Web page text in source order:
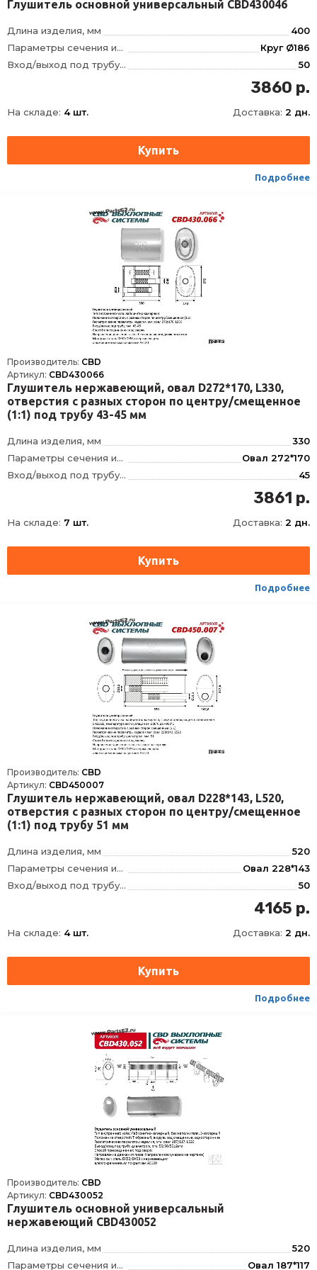
Глушитель основной универсальный CBD430046
Длина изделия, мм
400
Параметры сечения изделия, мм
Круг Ø186
Вход/выход под трубу диаметром, мм
50
смещенные
Материал
Сталь с нержавеющим алюмокремниевым покрытием DX52/DX53+AS120
3860 р.
На складе: 4 шт. Доставка: 2 дн.
Подробнее
Производитель: CBD
Артикул: CBD430066
Глушитель нержавеющий, овал D272*170, L330,
отверстия с разных сторон по центру/смещенное
(1:1) под трубу 43-45 мм
Длина изделия, мм
330
Параметры сечения изделия, мм
Овал 272*170
Вход/выход под трубу диаметром, мм
45
смещенное/по центру
Материал
Сталь с нержавеющим алюмокремниевым покрытием DX52/DX53+AS120
Штрихкод
4610121396430
3861 р.
На складе: 7 шт. Доставка: 2 дн.
Подробнее
Производитель: CBD
Артикул: CBD450007
Глушитель нержавеющий, овал D228*143, L520,
отверстия с разных сторон по центру/смещенное
(1:1) под трубу 51 мм
Длина изделия, мм
520
Параметры сечения изделия, мм
Овал 228*143
Вход/выход под трубу диаметром, мм
50
смещенное/по центру
Материал
Сталь с нержавеющим алюмокремниевым покрытием DX52/DX53+AS120
4165 р.
На складе: 4 шт. Доставка: 2 дн.
Подробнее
Производитель: CBD
Артикул: CBD430052
Глушитель основной универсальный
нержавеющий CBD430052
Длина изделия, мм
520
Параметры сечения изделия, мм
Овал 187*117